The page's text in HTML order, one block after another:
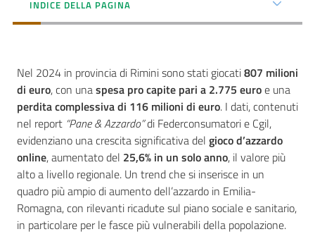
su
INDICE DELLA PAGINA
Nel 2024 in provincia di Rimini sono stati giocati807 milioni
di euro, con unaspesa pro capite pari a 2.775 euroe una
perdita complessiva di 116 milioni di euro. I dati, contenuti
nel report “Pane & Azzardo”di Federconsumatori e Cgil,
evidenziano una crescita significativa del gioco d’azzardo
online, aumentato del 25,6% in un solo anno, il valore più
alto a livello regionale. Un trend che si inserisce in un
quadro più ampio di aumento dell’azzardo in Emilia-
Romagna, con rilevanti ricadute sul piano sociale e sanitario,
in particolare per le fasce più vulnerabili della popolazione.